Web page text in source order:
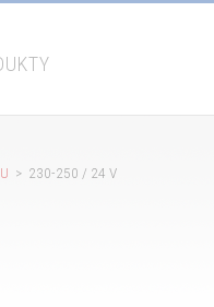
> 230-250 / 24 V